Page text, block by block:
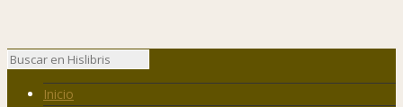
Inicio